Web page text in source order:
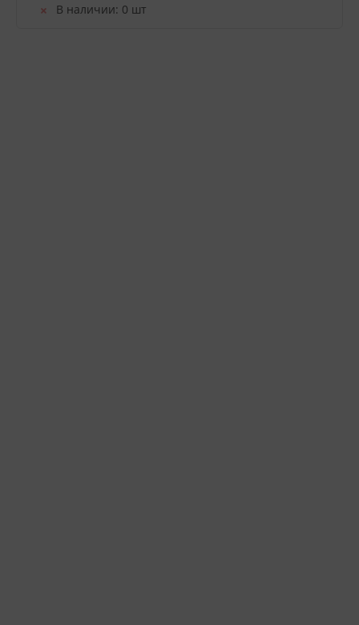
В наличии: 0 шт